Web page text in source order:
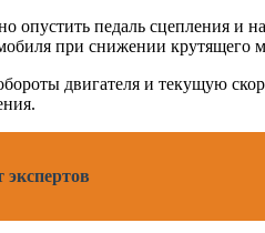
опустить педаль сцепления и
при снижении крутящего
двигателя и текущую